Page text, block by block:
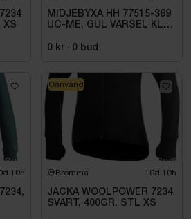
XS
MIDJEBYXA HH 77515-369
UC-ME, GUL VARSEL KL1.
0 kr · 0 bud
10h Bromma 10d 10h
JACKA WOOLPOWER 7234
SVART, 400GR. STL XS
Oanvänd